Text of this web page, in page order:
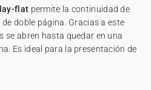
flat permite la continuidad de
doble página. Gracias a este
se abren hasta quedar en una
Es ideal para la presentación de